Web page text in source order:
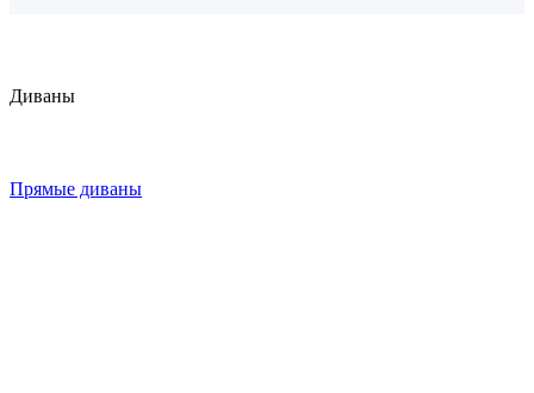
Диваны
Прямые диваны